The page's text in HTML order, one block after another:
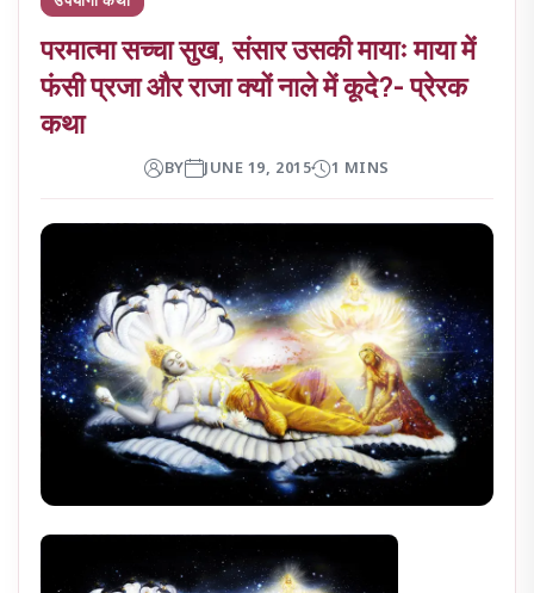
परमात्मा सच्चा सुख, संसार उसकी मायाः माया में
फंसी प्रजा और राजा क्यों नाले में कूदे?- प्रेरक
कथा
BY JUNE 19, 2015 1 MINS